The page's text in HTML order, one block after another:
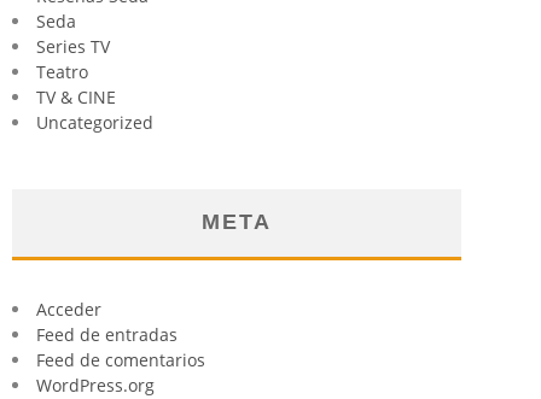
Seda
Series TV
Teatro
TV & CINE
Uncategorized
META
Acceder
Feed de entradas
Feed de comentarios
WordPress.org